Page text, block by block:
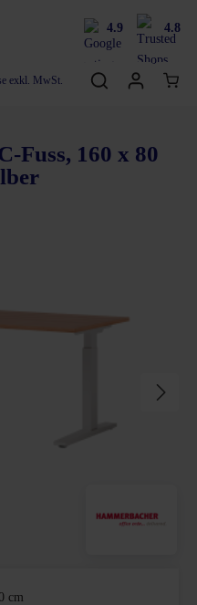
4.9 4.8
exkl. MwSt.
Fuss, 160 x 80
cm